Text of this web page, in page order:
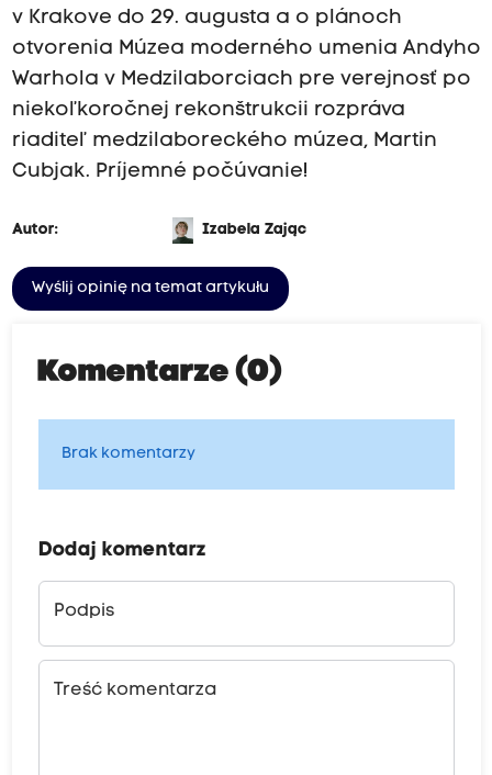
v Krakove do 29. augusta a o plánoch
otvorenia Múzea moderného umenia Andyho
Warhola v Medzilaborciach pre verejnosť po
niekoľkoročnej rekonštrukcii rozpráva
riaditeľ medzilaboreckého múzea, Martin
Cubjak. Príjemné počúvanie!
Autor: Izabela Zając
Wyślij opinię na temat artykułu
Komentarze (0)
Brak komentarzy
Dodaj komentarz
Podpis
Treść komentarza